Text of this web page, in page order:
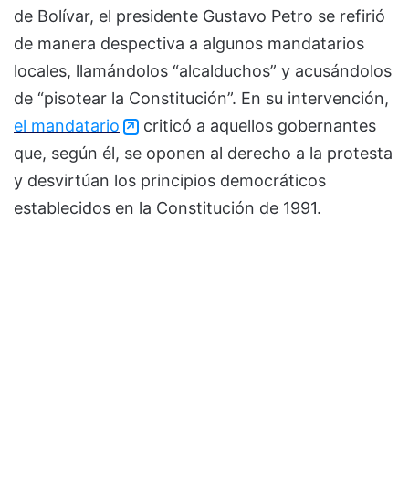
de Bolívar, el presidente Gustavo Petro se refirió
de manera despectiva a algunos mandatarios
locales, llamándolos “alcalduchos” y acusándolos
de “pisotear la Constitución”. En su intervención,
el mandatario
criticó a aquellos gobernantes
que, según él, se oponen al derecho a la protesta
y desvirtúan los principios democráticos
establecidos en la Constitución de 1991.